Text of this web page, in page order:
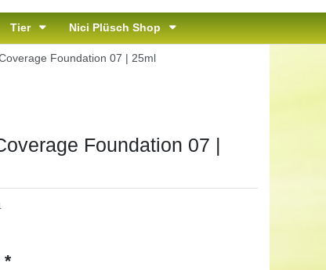
Tier Nici Plüsch Shop
Foundation 07 | 25ml
Foundation 07 |
*